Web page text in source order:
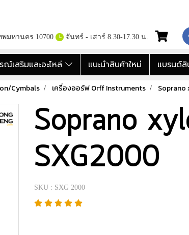
มหานคร 10700 จันทร์ - เสาร์ 8.30-17.30 น.
ณ์เสริมและอะไหล่ แนะนำสินค้าใหม่ แบรนด์
Cymbals เครื่องออร์ฟ Orff Instruments Soprano
Soprano
SXG2000
SKU : SXG 2000